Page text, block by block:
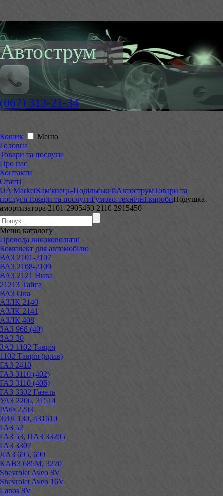
Автострум
(067) 313-21-34
Кошик
Меню
Головна
Товари та послуги
Про нас
Контакти
Статті
UA MarketКам'янець-ПодільськийАвтострумТовари та
послугиТовари та послугиГумово-технічні виробиПодушка
амортизатора 2101-2905450 2110-2915450
Меню каталогу
Провода високовольтні
Комплект для автомобілю
ВАЗ 2101-2107
ВАЗ 2108-2109
ВАЗ 2121 Нива
21213 Тайга
ВАЗ Ока
АЗЛК 2140
АЗЛК 2141
АЗЛК 408
ЗАЗ 968 (40)
ЗАЗ 30
ЗАЗ 1102 Таврія
1102 Таврія (крив)
ГАЗ 2410
ГАЗ 3110 (402)
ГАЗ 3110 (406)
ГАЗ 3302 Газель
УАЗ 2206, 31514
РАФ 2203
ЗИЛ 130, 431610
ГАЗ 52
ГАЗ 53, ПАЗ 33205
ГАЗ 3307
ЛАЗ 695, 699
КАВЗ 685М, 3270
Shevrolet Aveo 8V
Shevrolet Aveo 16V
Lanos 8V